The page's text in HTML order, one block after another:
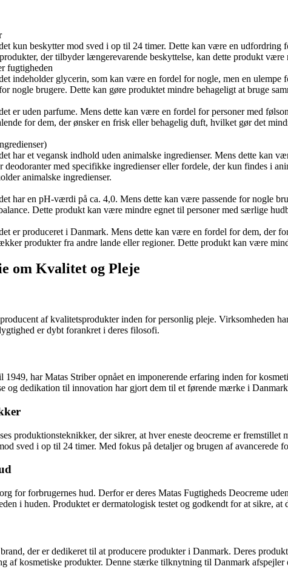
kun beskytter mod sved i op til 24 timer. Dette kan være en
der tilbyder længerevarende beskyttelse, kan dette produkt
fugtigheden
indeholder glycerin, som kan være en fordel for nogle, men en
nogle brugere. Dette kan gøre produktet mindre behageligt at bruge
er uden parfume. Mens dette kan være en fordel for personer med
for dem, der ønsker en frisk eller behagelig duft, hvilket gør det
har et vegansk indhold uden animalske ingredienser. Mens dette kan
deodoranter med specifikke ingredienser eller fordele, der kun findes i
animalske ingredienser.
har en pH-værdi på ca. 4,0. Mens dette kan være passende for nogle
Dette produkt kan være mindre egnet til personer med særlige
er produceret i Danmark. Mens dette kan være en fordel for dem, der
produkter fra andre lande eller regioner. Dette produkt kan være
om Kvalitet og Pleje
af kvalitetsprodukter inden for personlig pleje. Virksomheden
er dybt forankret i deres filosofi.
har Matas Striber opnået en imponerende erfaring inden for
og dedikation til innovation har gjort dem til et førende mærke i
produktionsteknikker, der sikrer, at hver eneste deocreme er
sved i op til 24 timer. Med fokus på detaljer og brugen af avancerede
for forbrugernes hud. Derfor er deres Matas Fugtigheds Deocreme
i huden. Produktet er dermatologisk testet og godkendt for at sikre,
der er dedikeret til at producere produkter i Danmark. Deres
af kosmetiske produkter. Denne stærke tilknytning til Danmark